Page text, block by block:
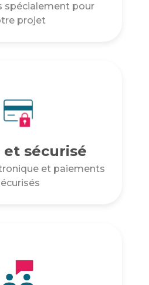
spécialement pour
projet
et sécurisé
et paiements